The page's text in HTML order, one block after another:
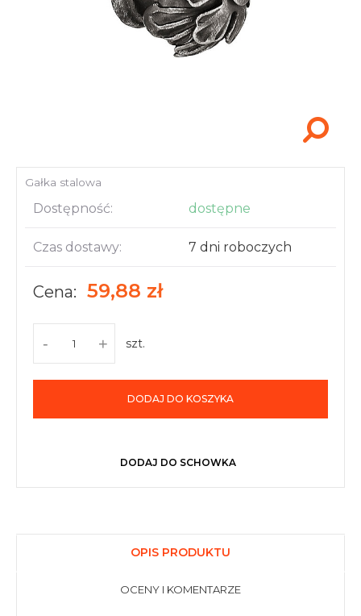
Akcesoria i narzędzia
Gałka stalowa
Dostępność: dostępne
Czas dostawy: 7 dni roboczych
Cena: 59,88 zł
- + szt.
DODAJ DO KOSZYKA
DODAJ DO SCHOWKA
OPIS PRODUKTU
OCENY I KOMENTARZE